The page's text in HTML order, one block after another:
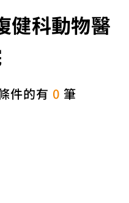
健科動物醫
件的有 0 筆